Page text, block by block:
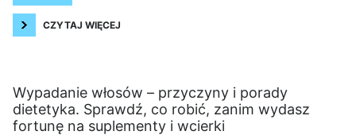
CZYTAJ WIĘCEJ
Wypadanie włosów – przyczyny i porady
dietetyka. Sprawdź, co robić, zanim wydasz
fortunę na suplementy i wcierki